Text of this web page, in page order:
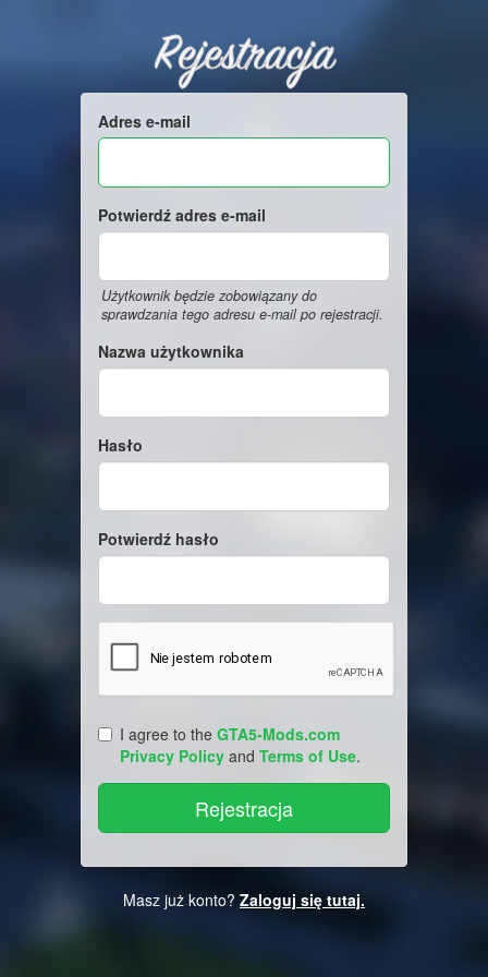
Rejestracja
Adres e-mail
Potwierdź adres e-mail
Użytkownik będzie zobowiązany do
sprawdzania tego adresu e-mail po rejestracji.
Nazwa użytkownika
Hasło
Potwierdź hasło
I agree to the GTA5-Mods.com
Privacy Policy and Terms of Use.
Masz już konto? Zaloguj się tutaj.